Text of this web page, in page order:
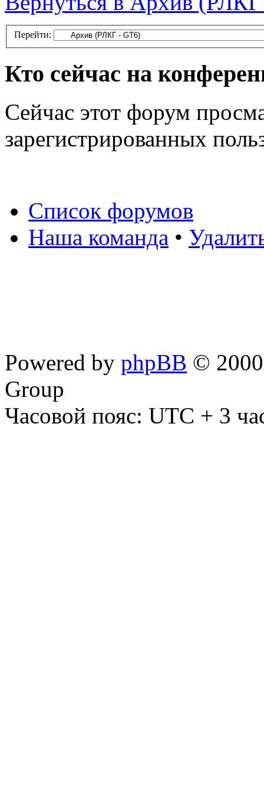
Перейти:
Кто сейчас на
Сейчас этот форум
зарегистрированных
Список форумов
Наша команда •
Powered by phpBB ©
Group
Часовой пояс: UTC + 3